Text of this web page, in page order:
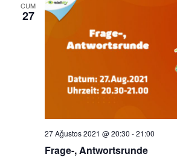
CUM
27
27 Ağustos 2021 @ 20:30 -21:00
Frage-, Antwortsrunde